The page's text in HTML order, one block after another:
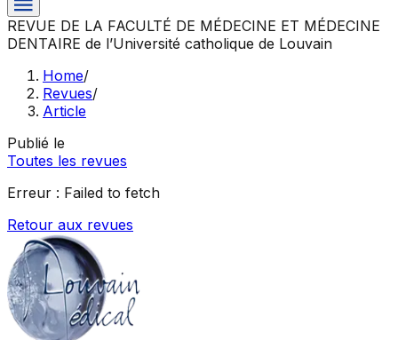
REVUE DE LA FACULTÉ DE MÉDECINE ET MÉDECINE
DENTAIRE de l’Université catholique de Louvain
Home/
Revues/
Article
Publié le
Toutes les revues
Erreur : Failed to fetch
Retour aux revues